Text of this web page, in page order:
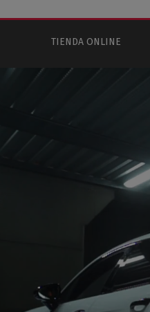
TIENDA ONLINE